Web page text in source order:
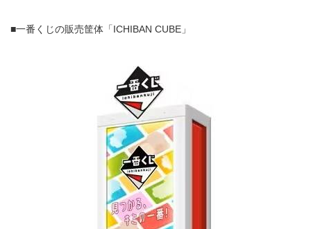
■一番くじの販売筐体「ICHIBAN CUBE」